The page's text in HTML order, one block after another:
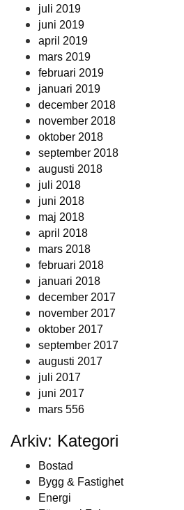
juli 2019
juni 2019
april 2019
mars 2019
februari 2019
januari 2019
december 2018
november 2018
oktober 2018
september 2018
augusti 2018
juli 2018
juni 2018
maj 2018
april 2018
mars 2018
februari 2018
januari 2018
december 2017
november 2017
oktober 2017
september 2017
augusti 2017
juli 2017
juni 2017
mars 556
Arkiv: Kategori
Bostad
Bygg & Fastighet
Energi